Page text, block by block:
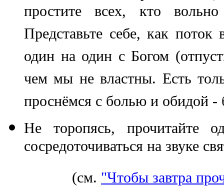
простите всех, кто
Представьте себе, как
один на один с Богом
чем мы не властны. Есть
проснёмся с болью и обидой -
Не торопясь, прочитайте
сосредоточиваться на звуке
(см. "Чтобы завтра